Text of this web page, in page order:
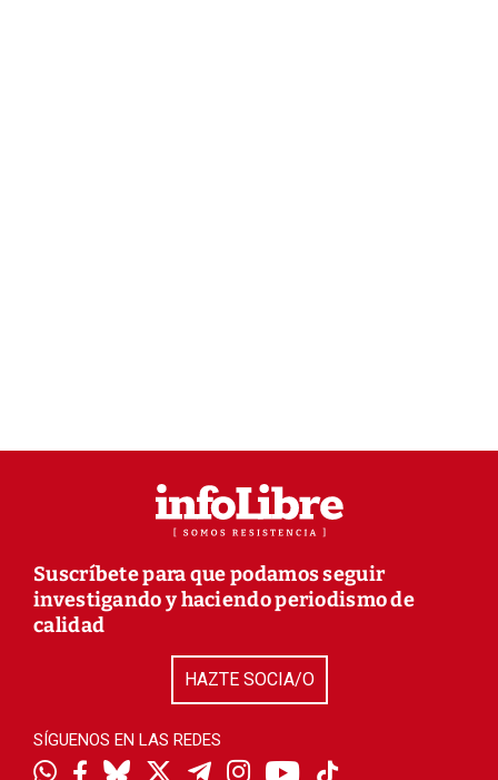
Suscríbete para que podamos seguir
investigando y haciendo periodismo de
calidad
HAZTE SOCIA/O
SÍGUENOS EN LAS REDES